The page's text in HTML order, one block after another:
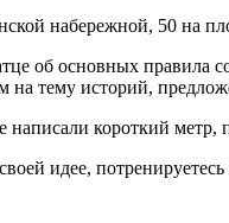
набережной, 50 на
об основных
на тему историй,
написали короткий
идее,